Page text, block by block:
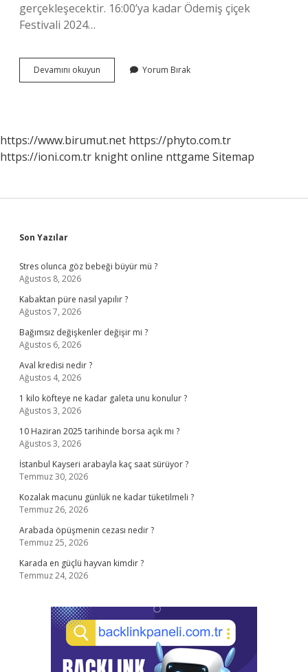
gerçekleşecektir. 16:00’ya kadar Ödemiş çiçek
Festivali 2024…
Devamını okuyun
Bayındır
Yorum Bırak
https://www.birumut.net https://phyto.com.tr
https://ioni.com.tr knight online nttgame Sitemap
Sidebar
Son Yazılar
Stres olunca göz bebeği büyür mü ?
Ağustos 8, 2026
Kabaktan püre nasıl yapılır ?
Ağustos 7, 2026
Bağımsız değişkenler değişir mi ?
Ağustos 6, 2026
Aval kredisi nedir ?
Ağustos 4, 2026
1 kilo köfteye ne kadar galeta unu konulur ?
Ağustos 3, 2026
10 Haziran 2025 tarihinde borsa açık mı ?
Ağustos 3, 2026
İstanbul Kayseri arabayla kaç saat sürüyor ?
Temmuz 30, 2026
Kozalak macunu günlük ne kadar tüketilmeli ?
Temmuz 26, 2026
Arabada öpüşmenin cezası nedir ?
Temmuz 25, 2026
Karada en güçlü hayvan kimdir ?
Temmuz 24, 2026